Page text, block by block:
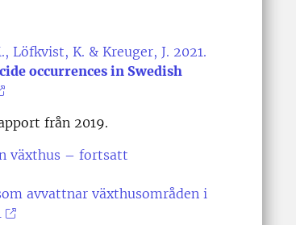
Löfkvist, K. & Kreuger, J. 2021.
occurrences in Swedish
från 2019.
växthus – fortsatt
avvattnar växthusområden i